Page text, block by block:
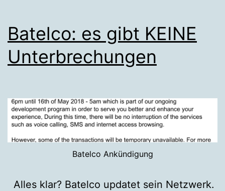
Batelco: es gibt KEINE
Unterbrechungen
Batelco Ankündigung
Alles klar? Batelco updatet sein Netzwerk.